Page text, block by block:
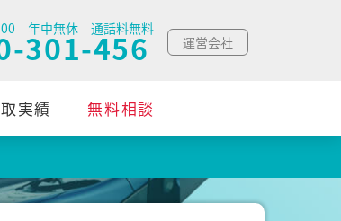
年中無休 通話料無料
301-456 運営会社
実績 無料相談